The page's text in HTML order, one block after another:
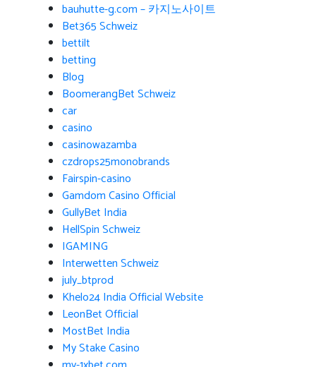
bauhutte-g.com – 카지노사이트
Bet365 Schweiz
bettilt
betting
Blog
BoomerangBet Schweiz
car
casino
casinowazamba
czdrops25monobrands
Fairspin-casino
Gamdom Casino Official
GullyBet India
HellSpin Schweiz
IGAMING
Interwetten Schweiz
july_btprod
Khelo24 India Official Website
LeonBet Official
MostBet India
My Stake Casino